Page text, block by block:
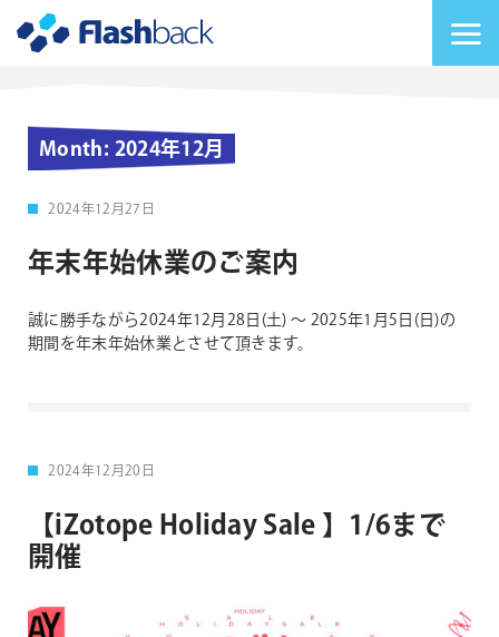
Month: 2024年12月
2024年12月27日
年末年始休業のご案内
誠に勝手ながら2024年12月28日(土) 〜 2025年1月5日(日)の
期間を年末年始休業とさせて頂きます。
2024年12月20日
【iZotope Holiday Sale 】1/6まで
開催